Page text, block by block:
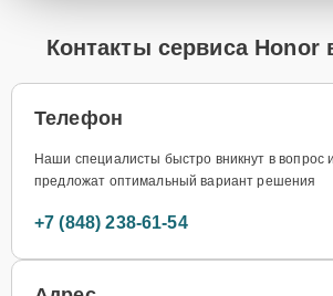
Контакты сервиса Honor
Телефон
Наши специалисты быстро вникнут в вопрос и
предложат оптимальный вариант решения
+7 (848) 238-61-54